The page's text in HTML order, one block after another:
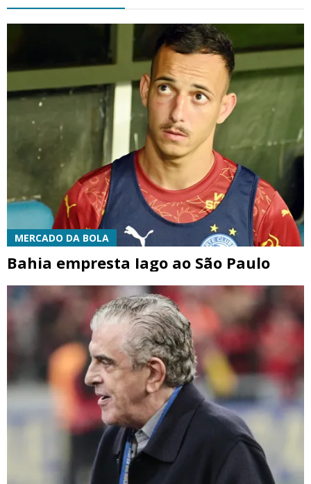
MERCADO DA BOLA
Bahia empresta Iago ao São Paulo